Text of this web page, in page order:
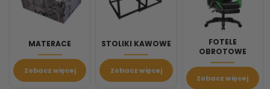
MATERACE
Zobacz więcej
STOLIKI KAWOWE
Zobacz więcej
FOTELE
OBROTOWE
Zobacz więcej